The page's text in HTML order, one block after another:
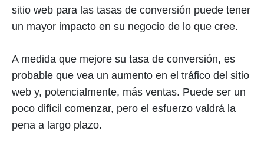
sitio web para las tasas de conversión puede tener
un mayor impacto en su negocio de lo que cree.
A medida que mejore su tasa de conversión, es
probable que vea un aumento en el tráfico del sitio
web y, potencialmente, más ventas. Puede ser un
poco difícil comenzar, pero el esfuerzo valdrá la
pena a largo plazo.